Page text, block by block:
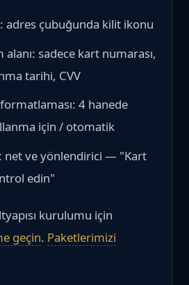
adres çubuğunda kilit ikonu
sadece kart numarası,
tarihi, CVV
4 hanede
için / otomatik
net ve yönlendirici — "Kart
edin"
kurulumu için
geçin. Paketlerimizi